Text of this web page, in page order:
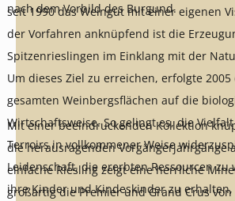
nach dem Vorbild des Burgund.
seit 1990 das Weingut mit einer eigenen
der Vorfahren anknüpfend ist die
Spitzenrieslingen im Einklang mit der
Um dieses Ziel zu erreichen, erfolgte
gesamten Weinbergsflächen auf die
Wirtschaftsweise. So gelingt es, die
Terroirs in vollkommener Weise
Leidenschaft, die ererbten Ressourcen
ihre Kinder und Kindeskinder zu
Mit einer beeindruckenden Kollektion
die herausragenden Vorgängerjahrgänge
einfache Riesling zeigt eine herrliche
großartig die Premier und Grand Crus